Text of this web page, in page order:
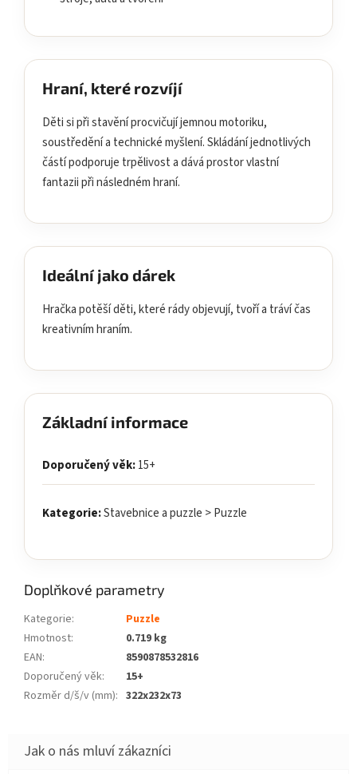
Hraní, které rozvíjí
Děti si při stavění procvičují jemnou motoriku,
soustředění a technické myšlení. Skládání jednotlivých
částí podporuje trpělivost a dává prostor vlastní
fantazii při následném hraní.
Ideální jako dárek
Hračka potěší děti, které rády objevují, tvoří a tráví čas
kreativním hraním.
Základní informace
Doporučený věk:15+
Kategorie:Stavebnice a puzzle > Puzzle
Doplňkové parametry
Kategorie:
Puzzle
Hmotnost:
0.719 kg
EAN:
8590878532816
Doporučený věk:
15+
Rozměr d/š/v (mm): 322x232x73